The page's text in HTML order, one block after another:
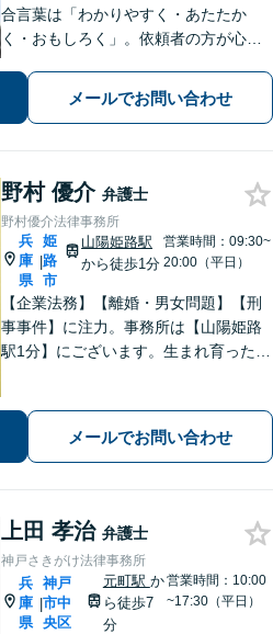
合言葉は「わかりやすく・あたたか
く・おもしろく」。依頼者の方が心か
広い領域をカバー。【夜間休日/電話相
談可能】【初回面談20分無料】
メールでお問い合わせ
野村 優介 弁護士
野村優介法律事務所
兵
庫
県
|
姫
路
市
山陽姫路駅
から徒歩1分
営業時間：09:30~
20:00（平日）
【企業法務】【離婚・男女問題】【刑
事事件】に注力。事務所は【山陽姫路
駅1分】にございます。生まれ育った故
たいと考えています。【電話相談可
能】お気軽にご相談ください。
メールでお問い合わせ
上田 孝治 弁護士
神戸さきがけ法律事務所
兵
庫
県
|
神戸
市中
央区
元町駅 か
ら徒歩7
分
営業時間：10:00
~17:30（平日）